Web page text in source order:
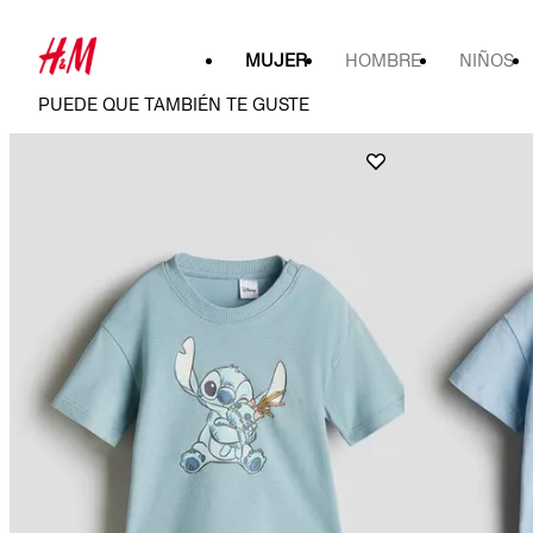
MUJER HOMBRE NIÑOS
PUEDE QUE TAMBIÉN TE GUSTE